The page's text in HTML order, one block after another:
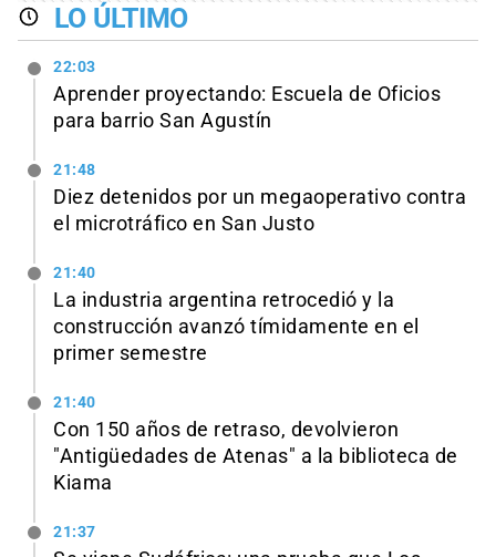
LO ÚLTIMO
22:03
Aprender proyectando: Escuela de Oficios
para barrio San Agustín
21:48
Diez detenidos por un megaoperativo contra
el microtráfico en San Justo
21:40
La industria argentina retrocedió y la
construcción avanzó tímidamente en el
primer semestre
21:40
Con 150 años de retraso, devolvieron
"Antigüedades de Atenas" a la biblioteca de
Kiama
21:37